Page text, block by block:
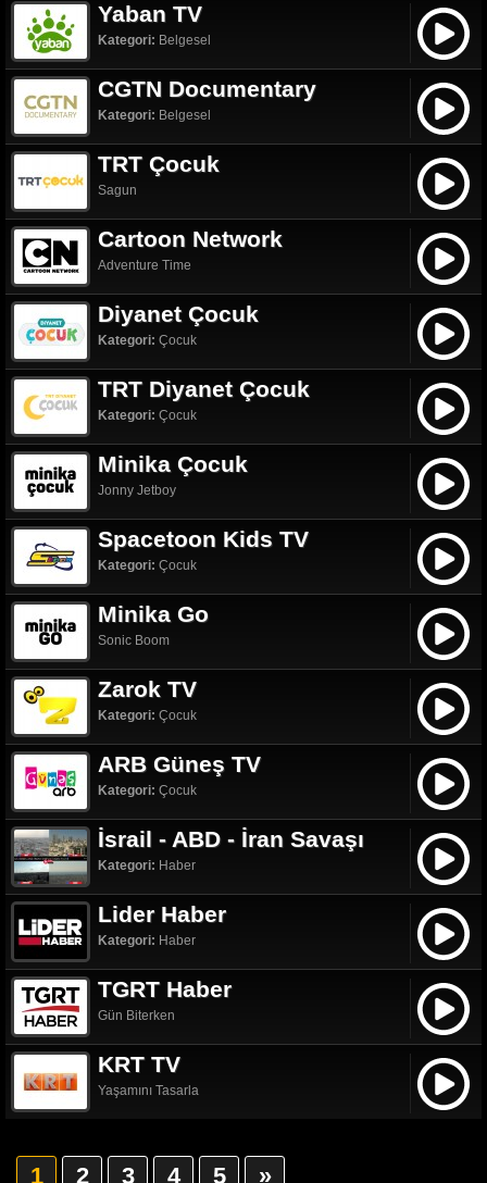
Yaban TV
Kategori: Belgesel
CGTN Documentary
Kategori: Belgesel
TRT Çocuk
Sagun
Cartoon Network
Adventure Time
Diyanet Çocuk
Kategori: Çocuk
TRT Diyanet Çocuk
Kategori: Çocuk
Minika Çocuk
Jonny Jetboy
Spacetoon Kids TV
Kategori: Çocuk
Minika Go
Sonic Boom
Zarok TV
Kategori: Çocuk
ARB Güneş TV
Kategori: Çocuk
İsrail - ABD - İran Savaşı
Kategori: Haber
Lider Haber
Kategori: Haber
TGRT Haber
Gün Biterken
KRT TV
Yaşamını Tasarla
1 2 3 4 5 »